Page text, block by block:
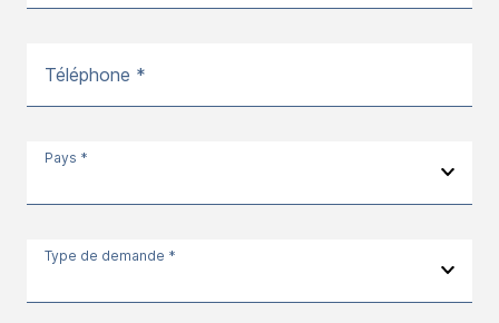
Téléphone *
Pays *
Type de demande *